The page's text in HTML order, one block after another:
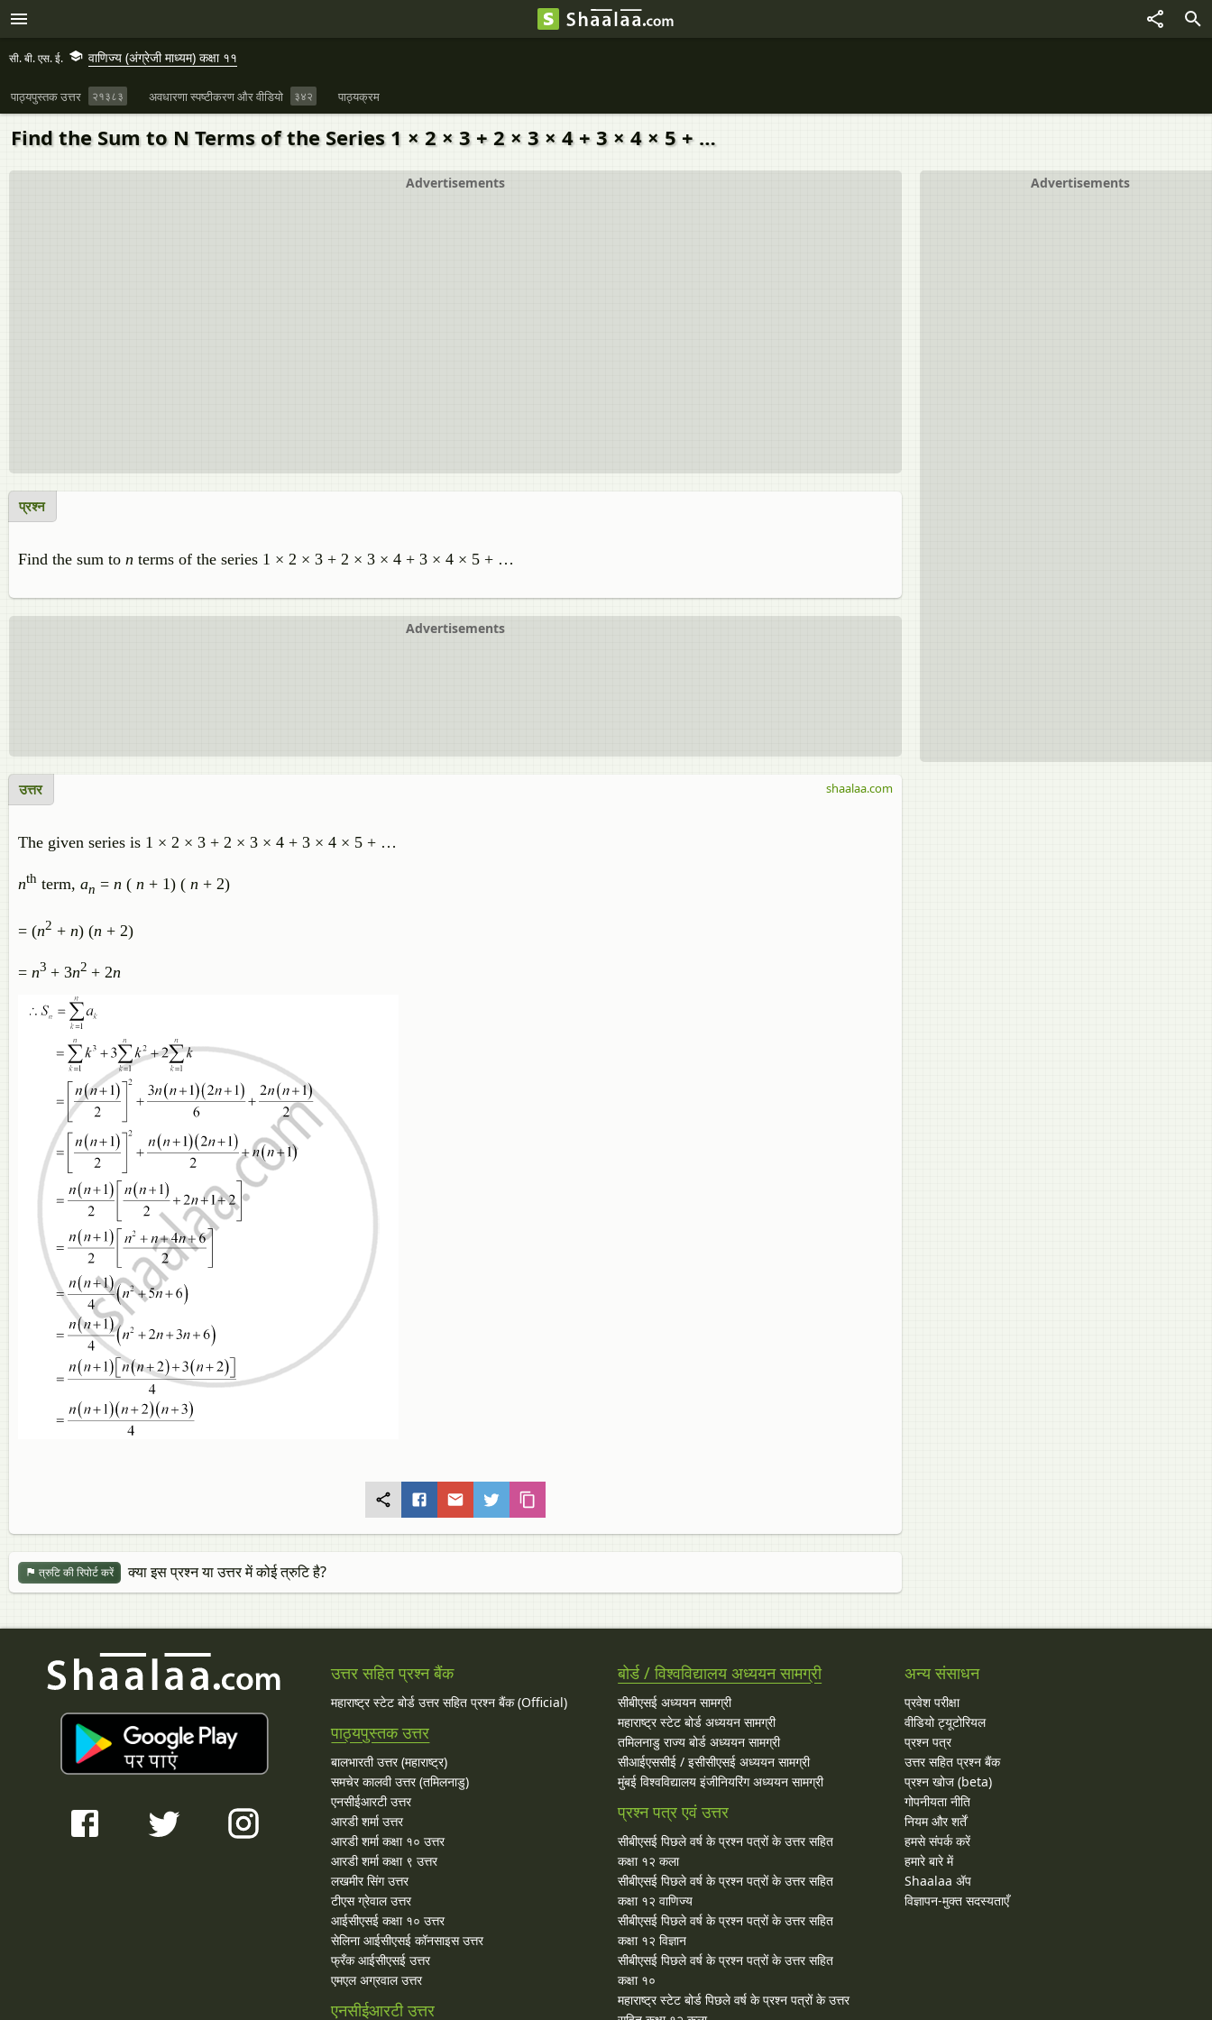
सी. बी. एस. ई. वाणिज्य (अंग्रेजी माध्यम) कक्षा ११
पाठ्यपुस्तक उत्तर २१३८३ अवधारणा स्पष्टीकरण और वीडियो ३४२ पाठ्यक्रम
Find the Sum to N Terms of the Series 1 × 2 × 3 + 2 × 3 × 4 + 3 × 4 × 5 + …
Advertisements
Advertisements
प्रश्न
Find the sum to n terms of the series 1 × 2 × 3 + 2 × 3 × 4 + 3 × 4 × 5 + …
Advertisements
उत्तर
The given series is 1 × 2 × 3 + 2 × 3 × 4 + 3 × 4 × 5 + …
nth term, an = n ( n + 1) ( n + 2)
= (n2 + n) (n + 2)
= n3 + 3n2 + 2n
shaalaa.com
त्रुटि की रिपोर्ट करें क्या इस प्रश्न या उत्तर में कोई त्रुटि है?
उत्तर सहित प्रश्न बैंक
महाराष्ट्र स्टेट बोर्ड उत्तर सहित प्रश्न बैंक (Official)
पाठ्यपुस्तक उत्तर
बालभारती उत्तर (महाराष्ट्र)
समचेर कालवी उत्तर (तमिलनाडु)
एनसीईआरटी उत्तर
आरडी शर्मा उत्तर
आरडी शर्मा कक्षा १० उत्तर
आरडी शर्मा कक्षा ९ उत्तर
लखमीर सिंग उत्तर
टीएस ग्रेवाल उत्तर
आईसीएसई कक्षा १० उत्तर
सेलिना आईसीएसई कॉनसाइस उत्तर
फ्रँक आईसीएसई उत्तर
एमएल अग्रवाल उत्तर
एनसीईआरटी उत्तर
बोर्ड / विश्वविद्यालय अध्ययन सामग्री
सीबीएसई अध्ययन सामग्री
महाराष्ट्र स्टेट बोर्ड अध्ययन सामग्री
तमिलनाडु राज्य बोर्ड अध्ययन सामग्री
सीआईएससीई / इसीसीएसई अध्ययन सामग्री
मुंबई विश्वविद्यालय इंजीनियरिंग अध्ययन सामग्री
प्रश्न पत्र एवं उत्तर
सीबीएसई पिछले वर्ष के प्रश्न पत्रों के उत्तर सहित
कक्षा १२ कला
सीबीएसई पिछले वर्ष के प्रश्न पत्रों के उत्तर सहित
कक्षा १२ वाणिज्य
सीबीएसई पिछले वर्ष के प्रश्न पत्रों के उत्तर सहित
कक्षा १२ विज्ञान
सीबीएसई पिछले वर्ष के प्रश्न पत्रों के उत्तर सहित
कक्षा १०
महाराष्ट्र स्टेट बोर्ड पिछले वर्ष के प्रश्न पत्रों के उत्तर
अन्य संसाधन
प्रवेश परीक्षा
वीडियो ट्यूटोरियल
प्रश्न पत्र
उत्तर सहित प्रश्न बैंक
प्रश्न खोज (beta)
गोपनीयता नीति
नियम और शर्तें
हमसे संपर्क करें
हमारे बारे में
Shaalaa ॲप
विज्ञापन-मुक्त सदस्यताएँ